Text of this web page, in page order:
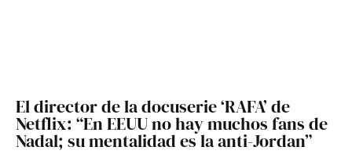
El director de la docuserie ‘RAFA’ de
Netflix: “En EEUU no hay muchos fans de
Nadal; su mentalidad es la anti-Jordan”